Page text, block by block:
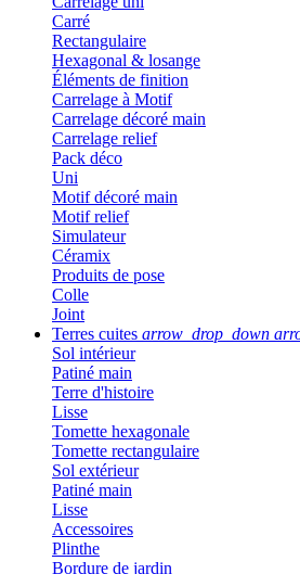
Carré
Rectangulaire
Hexagonal & losange
Éléments de finition
Carrelage à Motif
Carrelage décoré main
Carrelage relief
Pack déco
Uni
Motif décoré main
Motif relief
Simulateur
Céramix
Produits de pose
Colle
Joint
Terres cuites arrow_drop_down
Sol intérieur
Patiné main
Terre d'histoire
Lisse
Tomette hexagonale
Tomette rectangulaire
Sol extérieur
Patiné main
Lisse
Accessoires
Plinthe
Bordure de jardin